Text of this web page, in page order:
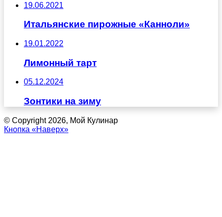
19.06.2021
Итальянские пирожные «Канноли»
19.01.2022
Лимонный тарт
05.12.2024
Зонтики на зиму
© Copyright 2026, Мой Кулинар
Кнопка «Наверх»